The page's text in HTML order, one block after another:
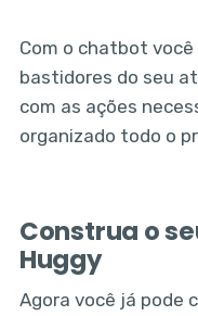
Com o chatbot
bastidores do seu
com as ações
organizado todo o
Construa o
Huggy
Agora você já pode